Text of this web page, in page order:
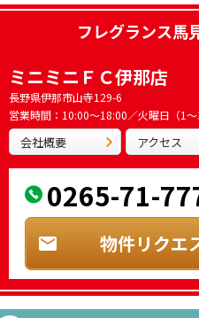
フレグランス
ミニミニＦＣ伊那店
長野県伊那市山寺129-6
営業時間：10:00～18:00／火曜日（1～
会社概要 アクセス
0265-71-
物件リクエ